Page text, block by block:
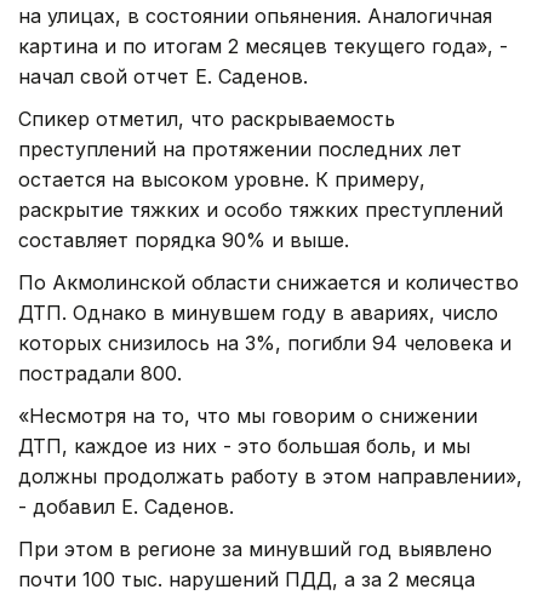
на улицах, в состоянии опьянения. Аналогичная
картина и по итогам 2 месяцев текущего года», -
начал свой отчет Е. Саденов.
Спикер отметил, что раскрываемость
преступлений на протяжении последних лет
остается на высоком уровне. К примеру,
раскрытие тяжких и особо тяжких преступлений
составляет порядка 90% и выше.
По Акмолинской области снижается и количество
ДТП. Однако в минувшем году в авариях, число
которых снизилось на 3%, погибли 94 человека и
пострадали 800.
«Несмотря на то, что мы говорим о снижении
ДТП, каждое из них - это большая боль, и мы
должны продолжать работу в этом направлении»,
- добавил Е. Саденов.
При этом в регионе за минувший год выявлено
почти 100 тыс. нарушений ПДД, а за 2 месяца